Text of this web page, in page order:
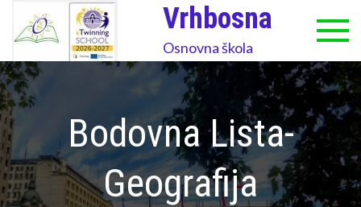
Vrhbosna
Osnovna škola
Bodovna Lista-
Geografija